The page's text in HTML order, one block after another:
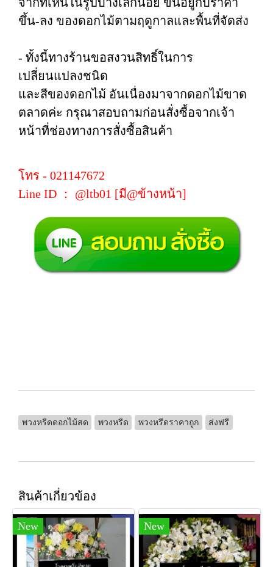
ขึ้น-ลง ของดอกไม้ตามฤดูกาลและพื้นที่จัดส่ง
- ทั้งนี้ทางร้านขอสงวนสิทธิ์ในการ
เปลี่ยนแปลงชนิด
และสีของดอกไม้ อันเนื่องมาจากดอกไม้ขาด
ตลาดค่ะ กรุณาสอบถามก่อนสั่งซื้อจากเจ้า
หน้าที่ช่องทางการสั่งซื้อสินค้า
โทร - 021147672
Line ID ： @ltb01 [มี@ข้างหน้า]
พวงหรีดดอกไม้สด พวงหรีด พวงหรีดราคาถูก ส่งฟรี
สินค้าเกี่ยวข้อง
New New